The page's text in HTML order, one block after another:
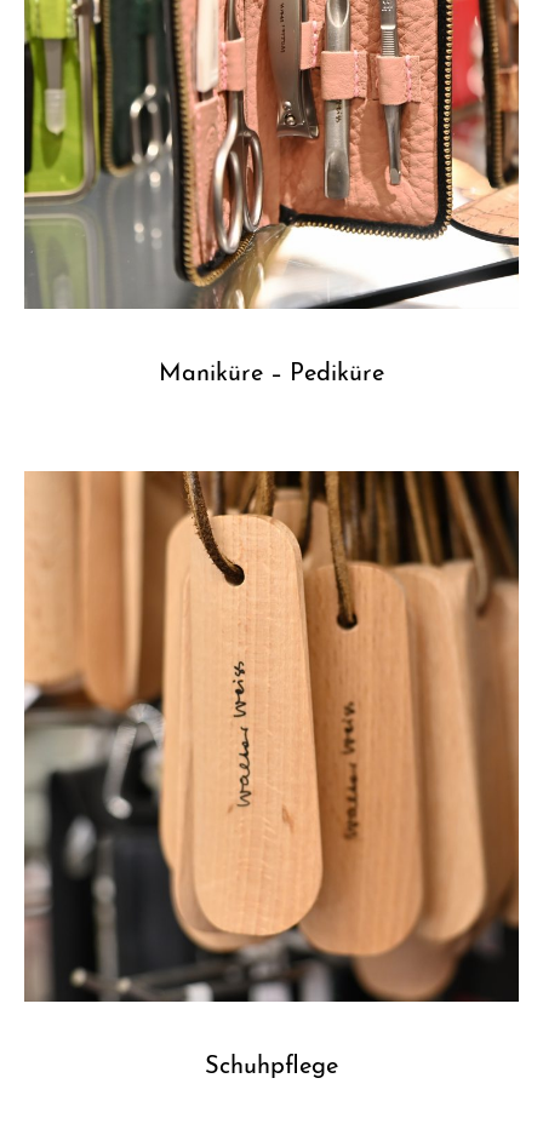
Maniküre – Pediküre
Schuhpflege